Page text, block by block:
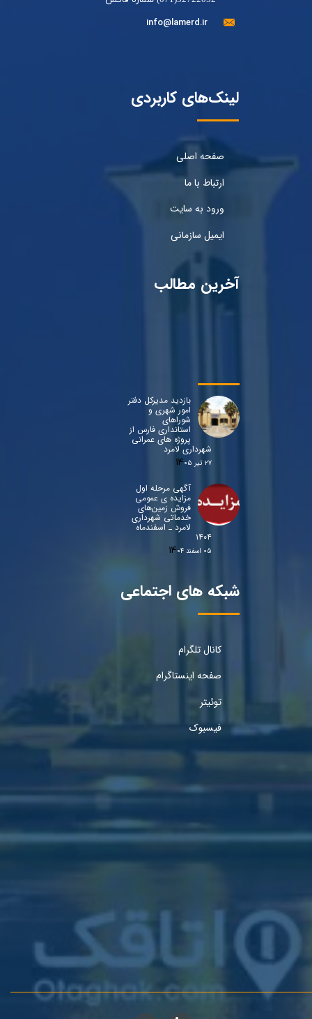
info@lamerd.ir
لینک‌های کاربردی
صفحه اصلی
ارتباط با ما
ورود به سایت
ایمیل سازمانی
آخرین مطالب
بازدید مدیرکل دفتر
امور شهری و
شوراهای
استانداری فارس از
پروژه های عمرانی
شهرداری لامرد
۲۷ تیر ۰۵
آگهی مرحله اول
مزایده ی عمومی
فروش زمین‌های
خدماتی شهرداری
لامرد ـ اسفندماه
۱۴۰۴
۰۵ اسفند ۰۴
شبکه های اجتماعی
کانال تلگرام
صفحه اینستاگرام
توئیتر
فیسبوک